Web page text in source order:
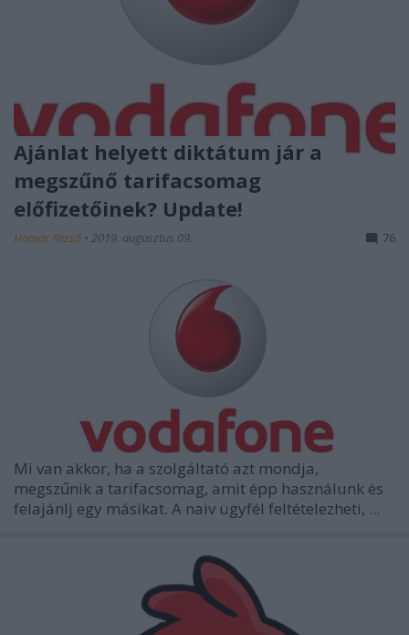
Ajánlat helyett diktátum jár a
megszűnő tarifacsomag
előfizetőinek? Update!
Homár Rezső • 2019. augusztus 09. 76
Mi van akkor, ha a szolgáltató azt mondja,
megszűnik a tarifacsomag, amit épp használunk és
felajánlj egy másikat. A naiv ügyfél feltételezheti, ...